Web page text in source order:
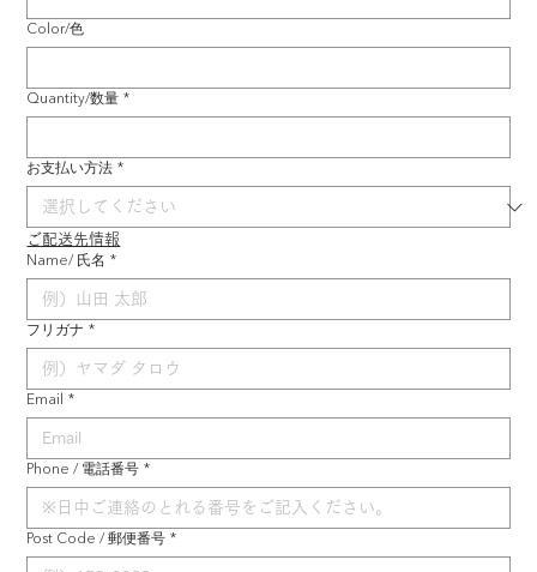
Color/色
Quantity/数量 *
お支払い方法 *
ご配送先情報
Name/ 氏名 *
フリガナ *
Email *
Phone / 電話番号 *
Post Code / 郵便番号 *